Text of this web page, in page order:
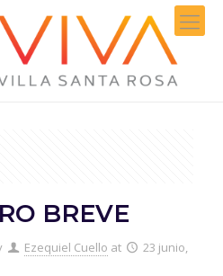
BREVE
Ezequiel Cuello at
23 junio,